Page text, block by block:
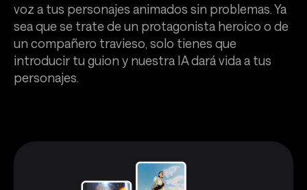
voz a tus personajes animados sin problemas. Ya
sea que se trate de un protagonista heroico o de
un compañero travieso, solo tienes que
introducir tu guion y nuestra IA dará vida a tus
personajes.